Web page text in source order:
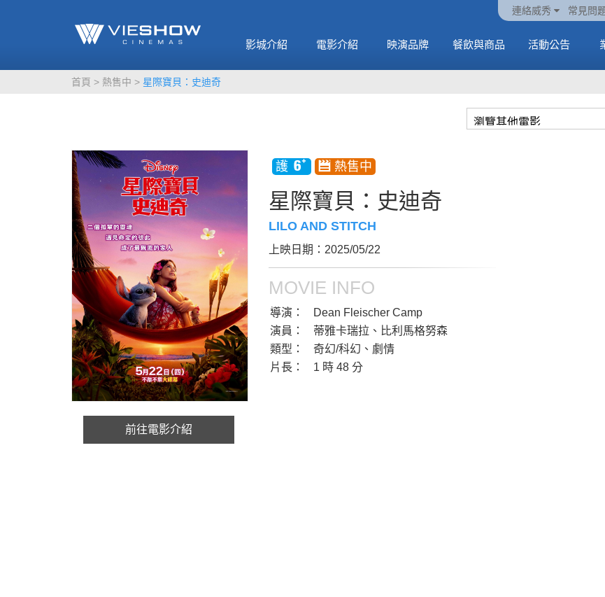
連絡威秀 常見問
影城介紹 電影介紹
MORE MORE
ATEEZ 邀請你進入
另一個感官維度
MORE
映演品牌 餐飲與商品
MORE MORE
🥤威秀獨家電影套餐
🥤全台熱賣中
MORE
活動公告
首頁 熱售中 星際寶貝：史迪奇
前往電影介紹
星際寶貝：史迪奇
LILO AND STITCH
上映日期：2025/05/22
MOVIE INFO
導演：
Dean Fleischer Camp
演員：
蒂雅卡瑞拉、比利馬格努森
類型：
奇幻/科幻、劇情
片長：
1 時 48 分